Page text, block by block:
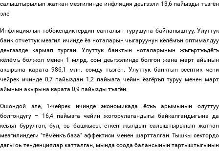
салыштырылып жаткан мезгилинде инфляция деьгээли 13,6 пайызды тъзгён
эле.
Инфляциялык тобокелдиктердин сакталып турушуна байланыштуу, Улуттук
банк отчеттук мезгил ичинде ёз ноталарын чыгаруунун кёлёмън оптималдуу
деьгээлде кармап турган. Улуттук банктын ноталарынын жъгъртъъдёгъ
кёлёмъ болжол менен 1 млрд. сом деьгээлинде болгон жана март айынын
акырына карата 986,1 млн. сомду тъзгён. Улуттук банктын эсептик чени
чейрек ичинде 0,7 пайыздан 1,2 пайызга чейин ёзгёръп туруу менен март
айынын акырына карата 0,9 пайызды тъзгён.
Ошондой эле, 1-чейрек ичинде экономикада ёсъъ арымынын олуттуу
болгондугу – 16,4 пайызга чейин жогорулагандыгы байкалгандыгына да
кёьъл бурулган, бул, эь башкысы, ёткён жылдын салыштырылып жаткан
мезгилиндеги "тёмёнкъ база" эффектиси менен шартталган. Тышкы сектордо
дагы оь тенденциялар катталган, мында соода балансынын тартыштыгынын